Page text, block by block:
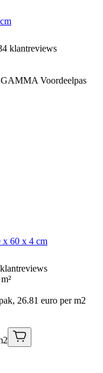
klantreviews
Voordeelpas
x 60 x 4 cm
26.81 euro per m2